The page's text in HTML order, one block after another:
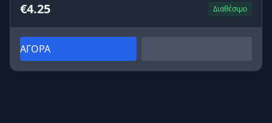
€4.25 Διαθέσιμο
ΑΓΟΡΑ